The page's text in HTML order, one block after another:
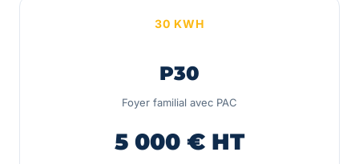
30 KWH
P30
Foyer familial avec PAC
5 000 € HT